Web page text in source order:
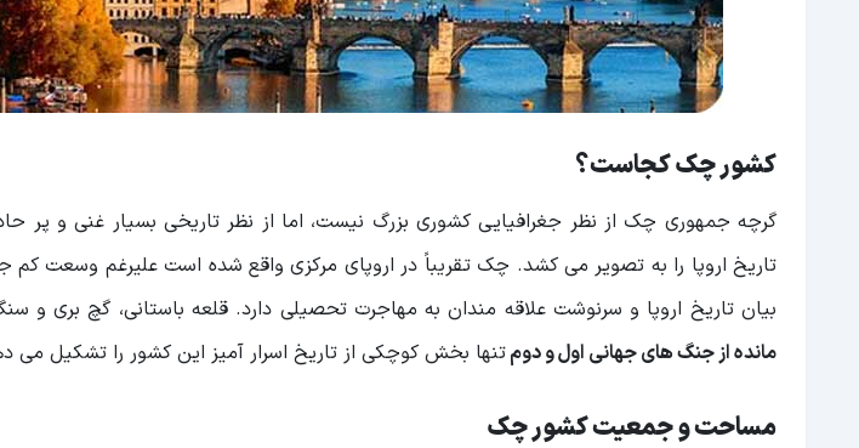
اقتصاد کشور چک
جمع بندی
کشور چک کجاست؟
گرچه جمهوری چک از نظر جغرافیایی کشوری بزرگ نیست، اما از نظر تاریخی بسیار غنی و پر
تاریخ اروپا را به تصویر می کشد. چک تقریباً در اروپای مرکزی واقع شده است علیرغم وسعت
بیان تاریخ اروپا و سرنوشت علاقه مندان به مهاجرت تحصیلی دارد. قلعه باستانی، گچ بری و سنگ
مانده از جنگ های جهانی اول و دومتنها بخش کوچکی از تاریخ اسرار آمیز این کشور را تشکیل می
مساحت و جمعیت کشور چک